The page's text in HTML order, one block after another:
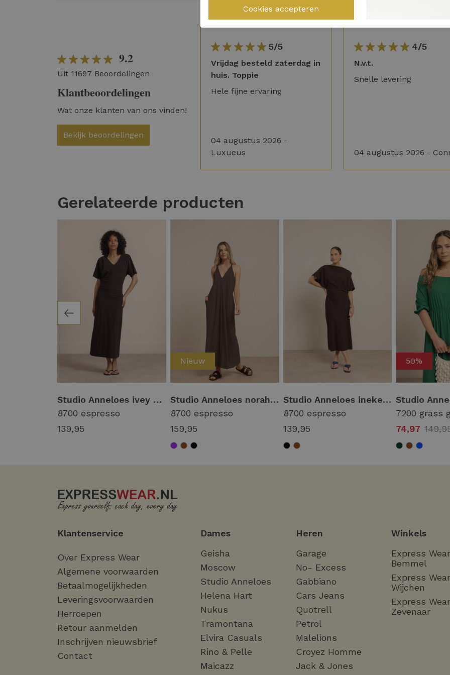
9.2
Uit 11697 Beoordelingen
Klantbeoordelingen
Wat onze klanten van ons vinden!
Bekijk beoordelingen
5/5
Vrijdag besteld zaterdag in
huis. Toppie
Hele fijne ervaring
04 augustus 2026 -
Luxueus
4/5
N.v.t.
Snelle levering
04 augustus 2026 -
Gerelateerde producten
Studio Anneloes ivey dress 13932 Jurk 8700 espresso
8700 espresso
139,95
Nieuw
Studio Anneloes norah 2way dress 13966 Jurk 8700 espresso
8700 espresso
159,95
Studio Anneloes ineke dress 13819 Jurk 8700 espresso
8700 espresso
139,95
50%
7200 grass
74,97
Klantenservice
Over Express Wear
Algemene voorwaarden
Betaalmogelijkheden
Leveringsvoorwaarden
Herroepen
Retour aanmelden
Inschrijven nieuwsbrief
Contact
Dames
Geisha
Moscow
Studio Anneloes
Helena Hart
Nukus
Tramontana
Elvira Casuals
Rino & Pelle
Maicazz
Heren
Garage
No- Excess
Gabbiano
Cars Jeans
Quotrell
Petrol
Malelions
Croyez Homme
Jack & Jones
Winkels
Express Wear
Bemmel
Express Wear
Wijchen
Express Wear
Zevenaar